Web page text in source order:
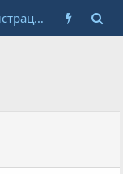
Регистрация